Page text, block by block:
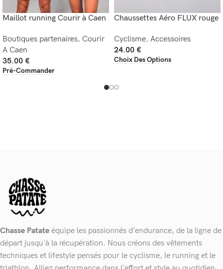
Maillot running Courir à Caen
Boutiques partenaires, Courir
A Caen
35.00 €
Pré-Commander
Chaussettes Aéro FLUX rouge
Cyclisme, Accessoires
24.00 €
Choix Des Options
Chasse Patate équipe les passionnés d’endurance, de la ligne de
départ jusqu'à la récupération. Nous créons des vêtements
techniques et lifestyle pensés pour le cyclisme, le running et le